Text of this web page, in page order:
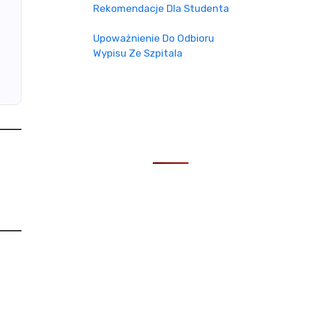
Rekomendacje Dla Studenta
Upoważnienie Do Odbioru
Wypisu Ze Szpitala